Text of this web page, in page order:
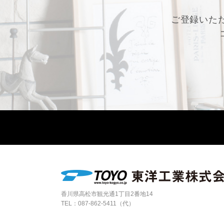
ご登録いた
香川県高松市観光通1丁目2番地14
TEL： 087-862-5411（代）